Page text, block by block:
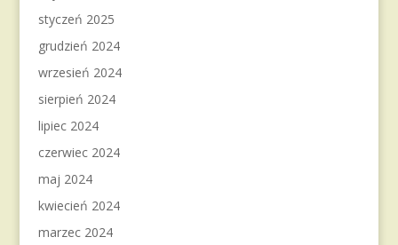
styczeń 2025
grudzień 2024
wrzesień 2024
sierpień 2024
lipiec 2024
czerwiec 2024
maj 2024
kwiecień 2024
marzec 2024